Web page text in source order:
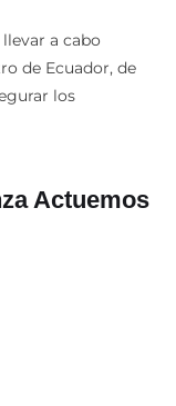
a cabo
de Ecuador, de
los
Actuemos